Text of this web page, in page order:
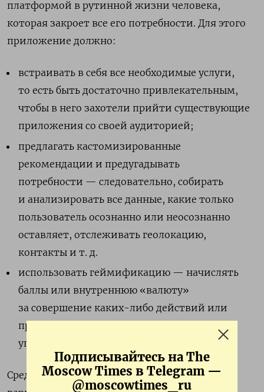
Подписывайтесь на The
Moscow Times в Telegram —
@moscowtimes_ru
платформой в рутинной жизни человека,
которая закроет все его потребности. Для этого
приложение должно:
встраивать в себя все необходимые услуги,
то есть быть достаточно привлекательным,
чтобы в него захотели прийти существующие
приложения со своей аудиторией;
предлагать кастомизированные
рекомендации и предугадывать
потребности — следовательно, собирать
и анализировать все данные, какие только
пользователь осознанно или неосознанно
оставляет, отслеживать геолокацию,
контакты и т. д.
использовать геймификацию — начислять
баллы или внутреннюю «валюту»
за совершение каких-либо действий или
приглашение друзей, играть на боязни
упущенных возможностей и т. д.
Средства, которыми эти цели достигаются,